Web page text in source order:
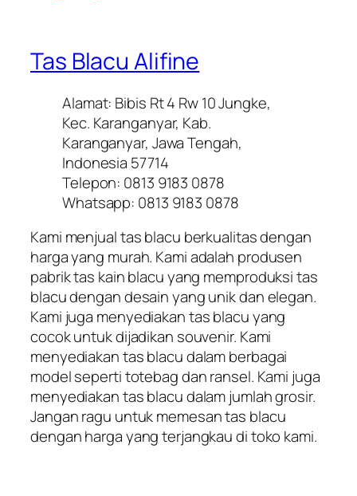
Tas Blacu Alifine
Alamat: Bibis Rt 4 Rw 10 Jungke,
Kec. Karanganyar, Kab.
Karanganyar, Jawa Tengah,
Indonesia 57714
Telepon: 0813 9183 0878
Whatsapp: 0813 9183 0878
Kami menjual tas blacu berkualitas dengan
harga yang murah. Kami adalah produsen
pabrik tas kain blacu yang memproduksi tas
blacu dengan desain yang unik dan elegan.
Kami juga menyediakan tas blacu yang
cocok untuk dijadikan souvenir. Kami
menyediakan tas blacu dalam berbagai
model seperti totebag dan ransel. Kami juga
menyediakan tas blacu dalam jumlah grosir.
Jangan ragu untuk memesan tas blacu
dengan harga yang terjangkau di toko kami.